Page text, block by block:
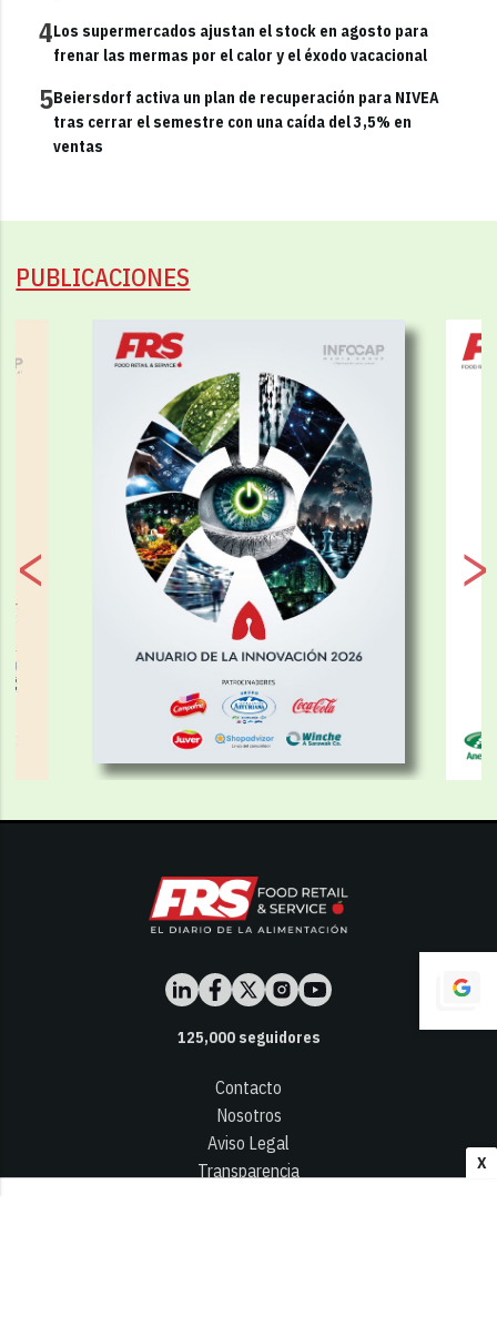
X
4Los supermercados ajustan el stock en agosto para
frenar las mermas por el calor y el éxodo vacacional
5Beiersdorf activa un plan de recuperación para NIVEA
tras cerrar el semestre con una caída del 3,5% en
ventas
PUBLICACIONES
125,000seguidores
Contacto
Nosotros
Aviso Legal
Transparencia